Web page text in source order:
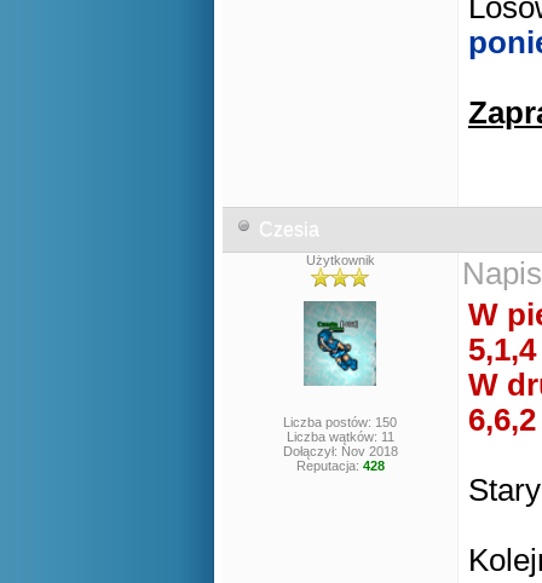
Czesia
Użytkownik
Liczba postów: 150
Liczba wątków: 11
Dołączył: Nov 2018
Reputacja: 428
W
5,1,4
W
6,6,2